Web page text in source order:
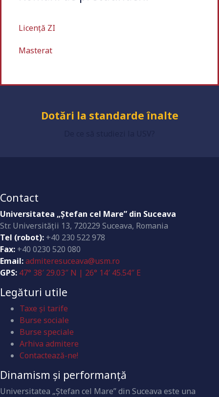
Licență ZI
Masterat
Dotări la standarde înalte
Contact
Universitatea „Ştefan cel Mare” din Suceava
Str. Universităţii 13, 720229 Suceava, Romania
Tel (robot): +40 230 522 978
Fax: +40 0230 520 080
Email:admiteresuceava@usm.ro
GPS: 47° 38′ 29.03″ N | 26° 14′ 45.54″ E
Legături utile
Taxe și tarife
Burse sociale
Burse speciale
Arhiva admitere
Contactează-ne!
Dinamism și performanță
Universitatea „Ştefan cel Mare” din Suceava este una